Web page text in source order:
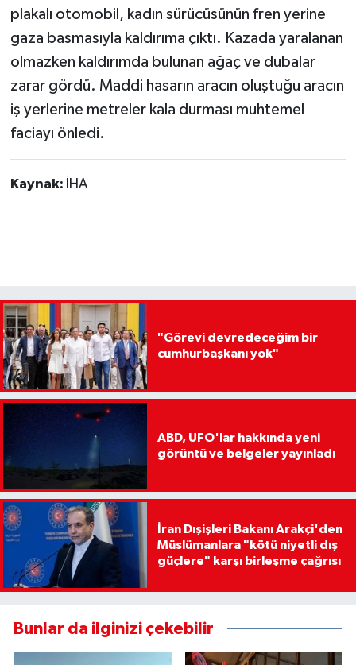
plakalı otomobil, kadın sürücüsünün fren yerine
gaza basmasıyla kaldırıma çıktı. Kazada yaralanan
olmazken kaldırımda bulunan ağaç ve dubalar
zarar gördü. Maddi hasarın aracın oluştuğu aracın
iş yerlerine metreler kala durması muhtemel
faciayı önledi.
Kaynak: İHA
"Görevi devredeceğim bir
cumhurbaşkanı yok"
ABD, UFO'lar hakkında yeni
görüntü ve belgeler yayınladı
İran Dışişleri Bakanı Arakçi'den
Müslümanlara "kötü niyetli dış
güçlere" karşı birleşme çağrısı
Bunlar da ilginizi çekebilir